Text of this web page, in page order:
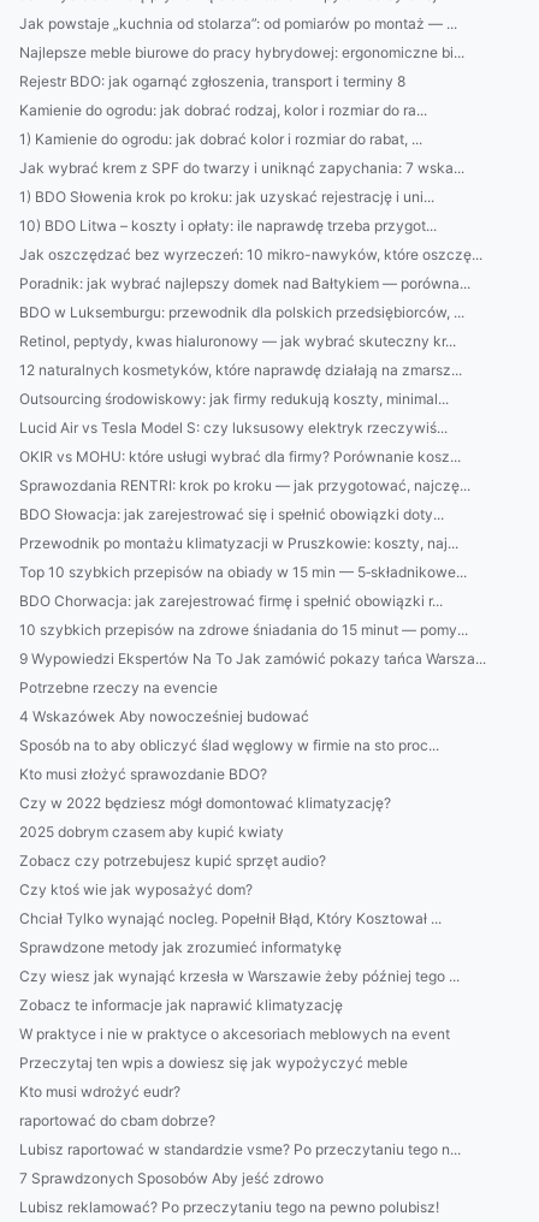
Jak powstaje „kuchnia od stolarza”: od pomiarów po montaż — ...
Najlepsze meble biurowe do pracy hybrydowej: ergonomiczne bi...
Rejestr BDO: jak ogarnąć zgłoszenia, transport i terminy 8
Kamienie do ogrodu: jak dobrać rodzaj, kolor i rozmiar do ra...
1) Kamienie do ogrodu: jak dobrać kolor i rozmiar do rabat, ...
Jak wybrać krem z SPF do twarzy i uniknąć zapychania: 7 wska...
1) BDO Słowenia krok po kroku: jak uzyskać rejestrację i uni...
10) BDO Litwa – koszty i opłaty: ile naprawdę trzeba przygot...
Jak oszczędzać bez wyrzeczeń: 10 mikro-nawyków, które oszczę...
Poradnik: jak wybrać najlepszy domek nad Bałtykiem — porówna...
BDO w Luksemburgu: przewodnik dla polskich przedsiębiorców, ...
Retinol, peptydy, kwas hialuronowy — jak wybrać skuteczny kr...
12 naturalnych kosmetyków, które naprawdę działają na zmarsz...
Outsourcing środowiskowy: jak firmy redukują koszty, minimal...
Lucid Air vs Tesla Model S: czy luksusowy elektryk rzeczywiś...
OKIR vs MOHU: które usługi wybrać dla firmy? Porównanie kosz...
Sprawozdania RENTRI: krok po kroku — jak przygotować, najczę...
BDO Słowacja: jak zarejestrować się i spełnić obowiązki doty...
Przewodnik po montażu klimatyzacji w Pruszkowie: koszty, naj...
Top 10 szybkich przepisów na obiady w 15 min — 5‑składnikowe...
BDO Chorwacja: jak zarejestrować firmę i spełnić obowiązki r...
10 szybkich przepisów na zdrowe śniadania do 15 minut — pomy...
9 Wypowiedzi Ekspertów Na To Jak zamówić pokazy tańca Warsza...
Potrzebne rzeczy na evencie
4 Wskazówek Aby nowocześniej budować
Sposób na to aby obliczyć ślad węglowy w firmie na sto proc...
Kto musi złożyć sprawozdanie BDO?
Czy w 2022 będziesz mógł domontować klimatyzację?
2025 dobrym czasem aby kupić kwiaty
Zobacz czy potrzebujesz kupić sprzęt audio?
Czy ktoś wie jak wyposażyć dom?
Chciał Tylko wynająć nocleg. Popełnił Błąd, Który Kosztował ...
Sprawdzone metody jak zrozumieć informatykę
Czy wiesz jak wynająć krzesła w Warszawie żeby później tego ...
Zobacz te informacje jak naprawić klimatyzację
W praktyce i nie w praktyce o akcesoriach meblowych na event
Przeczytaj ten wpis a dowiesz się jak wypożyczyć meble
Kto musi wdrożyć eudr?
raportować do cbam dobrze?
Lubisz raportować w standardzie vsme? Po przeczytaniu tego n...
7 Sprawdzonych Sposobów Aby jeść zdrowo
Lubisz reklamować? Po przeczytaniu tego na pewno polubisz!